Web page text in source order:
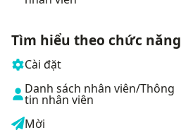
Tìm hiểu theo chức năng
Cài đặt
Danh sách nhân viên/Thông
tin nhân viên
Mời